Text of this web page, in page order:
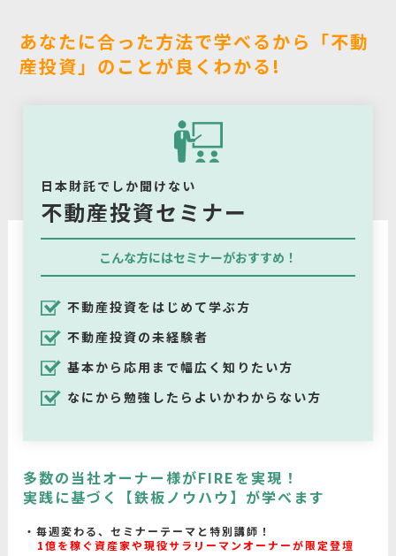
あなたに合った方法で学べるから「不動
産投資」のことが良くわかる!
日本財託でしか聞けない
不動産投資セミナー
こんな方にはセミナーがおすすめ！
不動産投資をはじめて学ぶ方
不動産投資の未経験者
基本から応用まで幅広く知りたい方
なにから勉強したらよいかわからない方
多数の当社オーナー様がFIREを実現！
実践に基づく【鉄板ノウハウ】が学べます
毎週変わる、セミナーテーマと特別講師！
1億を稼ぐ資産家や現役サラリーマンオーナーが限定登壇